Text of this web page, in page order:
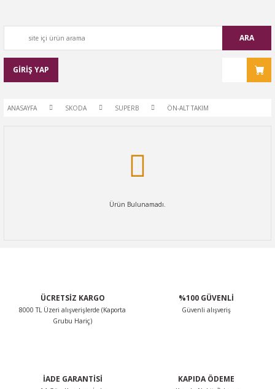
ARA
GİRİŞ YAP
ANASAYFA SKODA SUPERB ÖN-ALT TAKIM
Ürün Bulunamadı.
ÜCRETSİZ KARGO
8000 TL Üzeri alışverişlerde (Kaporta
Grubu Hariç)
%100 GÜVENLİ
Güvenli alışveriş
İADE GARANTİSİ KAPIDA ÖDEME